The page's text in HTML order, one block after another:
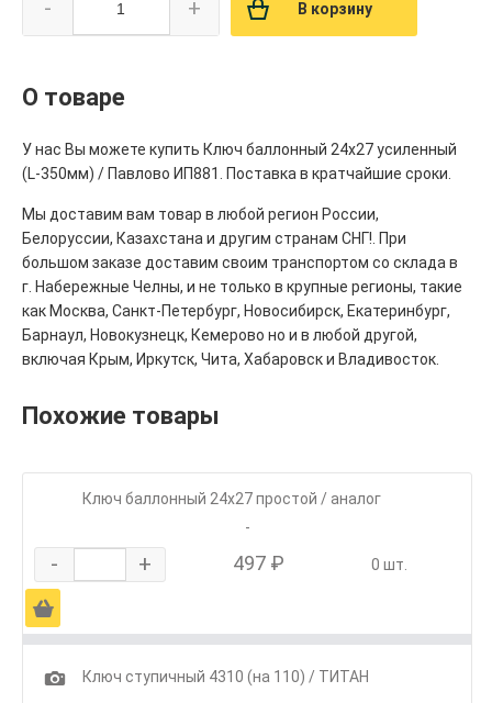
- + В корзину
О товаре
У нас Вы можете купить Ключ баллонный 24х27 усиленный
(L-350мм) / Павлово ИП881. Поставка в кратчайшие сроки.
Мы доставим вам товар в любой регион России,
Белоруссии, Казахстана и другим странам СНГ!. При
большом заказе доставим своим транспортом со склада в
г. Набережные Челны, и не только в крупные регионы, такие
как Москва, Санкт-Петербург, Новосибирск, Екатеринбург,
Барнаул, Новокузнецк, Кемерово но и в любой другой,
включая Крым, Иркутск, Чита, Хабаровск и Владивосток.
Похожие товары
Ключ баллонный 24х27 простой / аналог
-
- + 497 ₽ 0 шт.
Ä
1
Ключ ступичный 4310 (на 110) / ТИТАН